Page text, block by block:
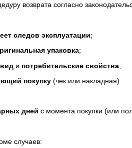
возврата согласно
следов эксплуатации;
упаковка;
и потребительские свойства;
покупку (чек или накладная).
дней с момента покупки (или
случаев: